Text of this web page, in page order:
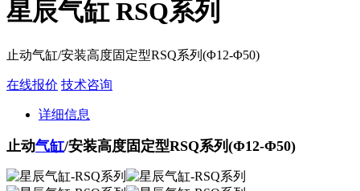
星辰气缸 RSQ系列
止动气缸/安装高度固定型RSQ系列(Φ12-Φ50)
在线报价 技术咨询
详细信息
止动气缸/安装高度固定型RSQ系列(Φ12-Φ50)